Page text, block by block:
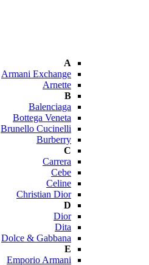
A
Armani Exchange
Arnette
B
Balenciaga
Bottega Veneta
Brunello Cucinelli
Burberry
C
Carrera
Cebe
Celine
Christian Dior
D
Dior
Dita
Dolce & Gabbana
E
Emporio Armani